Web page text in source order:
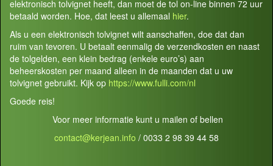
elektronisch tolvignet heeft, dan moet de tol on-line binnen 72 uur
betaald worden. Hoe, dat leest u allemaal hier.
Als u een elektronisch tolvignet wilt aanschaffen, doe dat dan
ruim van tevoren. U betaalt eenmalig de verzendkosten en naast
de tolgelden, een klein bedrag (enkele euro’s) aan
beheerskosten per maand alleen in de maanden dat u uw
tolvignet gebruikt. Kijk op https://www.fulli.com/nl
Goede reis!
Voor meer informatie kunt u mailen of bellen
contact@kerjean.info / 0033 2 98 39 44 58